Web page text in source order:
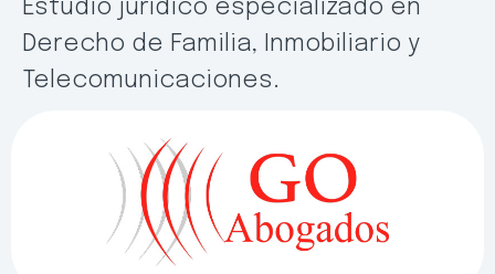
Estudio jurídico especializado en
Derecho de Familia, Inmobiliario y
Telecomunicaciones.